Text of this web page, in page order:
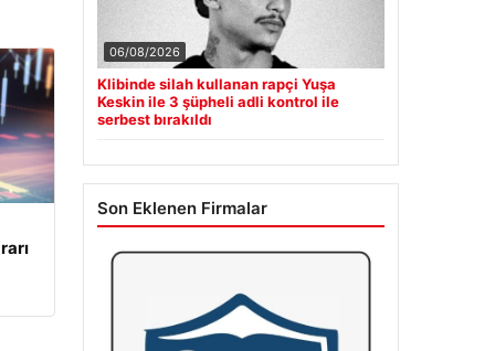
06/08/2026
Klibinde silah kullanan rapçi Yuşa
Keskin ile 3 şüpheli adli kontrol ile
serbest bırakıldı
Son Eklenen Firmalar